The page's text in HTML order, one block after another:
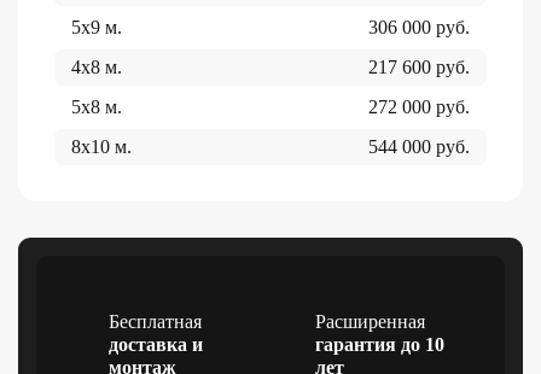
5x9 м. 306 000 руб.
4x8 м. 217 600 руб.
5x8 м. 272 000 руб.
8x10 м. 544 000 руб.
Бесплатная
доставка и
монтаж
Расширенная
гарантия до 10
лет